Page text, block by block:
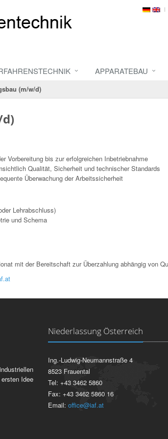
APPARATEBAU
(m/w/d)
Vorbereitung bis zur erfolgreichen Inbetriebnahme
Qualität, Sicherheit und technischer Standards
Überwachung der Arbeitssicherheit
Lehrabschluss)
und Schema
mit der Bereitschaft zur Überzahlung abhängig von
Idee
Niederlassung Österreich
Ing.-Ludwig-Neumannstraße 4
8523 Frauental
Tel: +43 3462 5860
Fax: +43 3462 5860 16
Email: office@iaf.at